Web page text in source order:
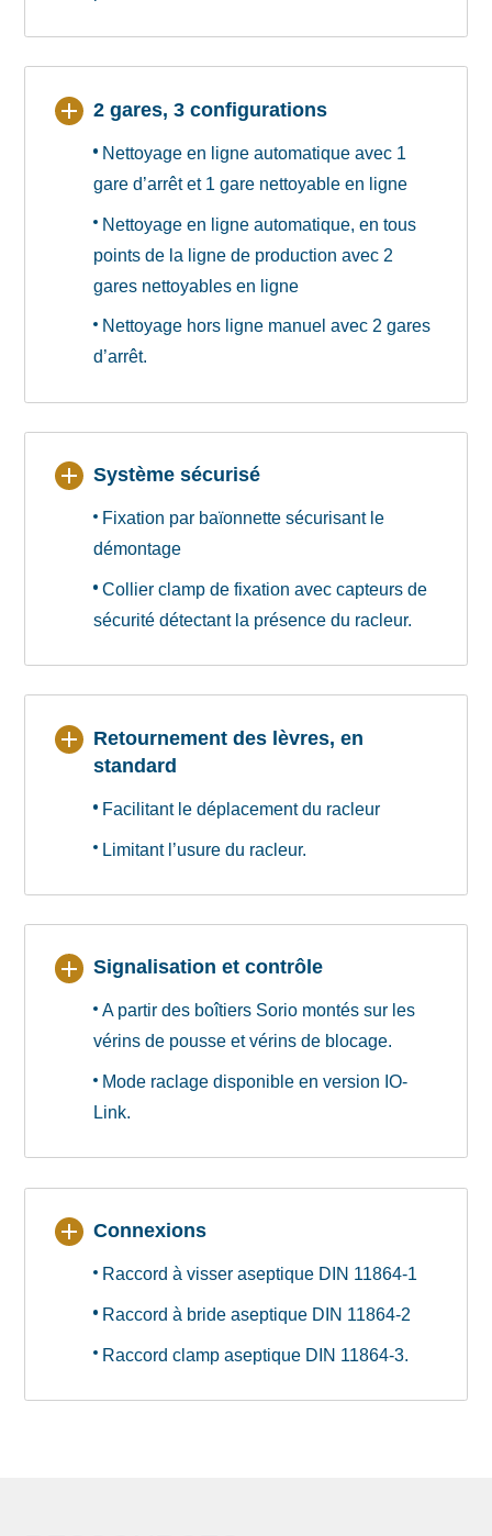
2 gares, 3 configurations
Nettoyage en ligne automatique avec 1
gare d’arrêt et 1 gare nettoyable en ligne
Nettoyage en ligne automatique, en tous
points de la ligne de production avec 2
gares nettoyables en ligne
Nettoyage hors ligne manuel avec 2 gares
d’arrêt.
Système sécurisé
Fixation par baïonnette sécurisant le
démontage
Collier clamp de fixation avec capteurs de
sécurité détectant la présence du racleur.
Retournement des lèvres, en
standard
Facilitant le déplacement du racleur
Limitant l’usure du racleur.
Signalisation et contrôle
A partir des boîtiers Sorio montés sur les
vérins de pousse et vérins de blocage.
Mode raclage disponible en version IO-
Link.
Connexions
Raccord à visser aseptique DIN 11864-1
Raccord à bride aseptique DIN 11864-2
Raccord clamp aseptique DIN 11864-3.